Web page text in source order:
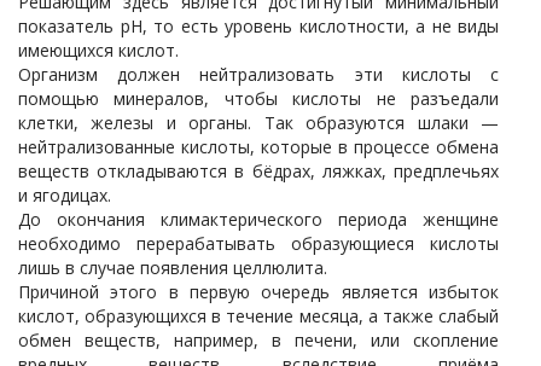
показатель рН, то есть уровень кислотности, а не виды
имеющихся кислот.
Организм должен нейтрализовать эти кислоты с
помощью минералов, чтобы кислоты не разъедали
клетки, железы и органы. Так образуются шлаки —
нейтрализованные кислоты, которые в процессе обмена
веществ откладываются в бёдрах, ляжках, предплечьях
и ягодицах.
До окончания климактерического периода женщине
необходимо перерабатывать образующиеся кислоты
лишь в случае появления целлюлита.
Причиной этого в первую очередь является избыток
кислот, образующихся в течение месяца, а также слабый
обмен веществ, например, в печени, или скопление